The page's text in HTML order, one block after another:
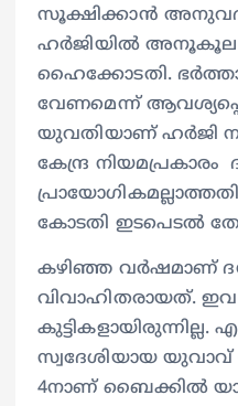
സൂക്ഷിക്കാൻ
ഹർജിയിൽ അനൂകൂല
ഹൈക്കോടതി.
വേണമെന്ന്
യുവതിയാണ് ഹർജി
കേന്ദ്ര
കോടതി ഇടപെടൽ
കഴിഞ്ഞ വർഷമാണ്
വിവാഹിതരായത്.
സ്വദേശിയായ യുവാവ്
4നാണ് ബൈക്കിൽ